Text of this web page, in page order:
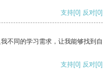
支持[0] 反对[0]
不同的学习需求，让我能够找到自
支持[0] 反对[0]